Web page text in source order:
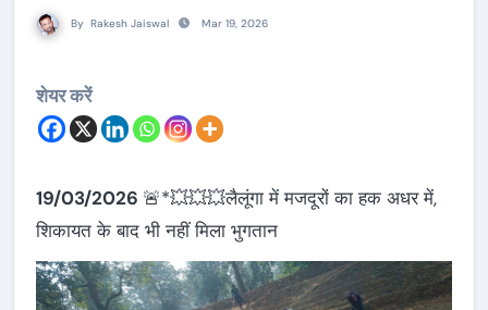
By Rakesh Jaiswal Mar 19, 2026
शेयर करें
19/03/2026 🚨*💥💥💥लैलूंगा में मजदूरों का हक अधर में,
शिकायत के बाद भी नहीं मिला भुगतान